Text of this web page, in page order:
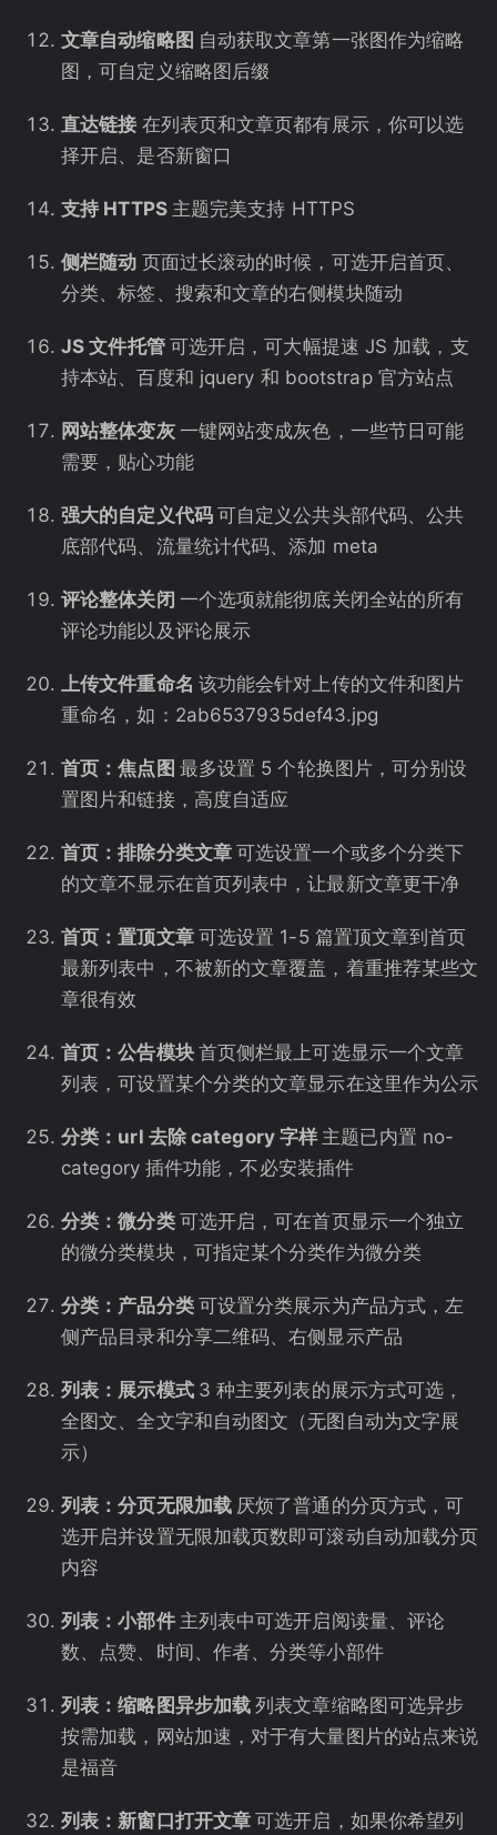
文章自动缩略图 自动获取文章第一张图作为缩略
图，可自定义缩略图后缀
直达链接 在列表页和文章页都有展示，你可以选
择开启、是否新窗口
支持 HTTPS 主题完美支持 HTTPS
侧栏随动 页面过长滚动的时候，可选开启首页、
分类、标签、搜索和文章的右侧模块随动
JS 文件托管 可选开启，可大幅提速 JS 加载，支
持本站、百度和 jquery 和 bootstrap 官方站点
网站整体变灰 一键网站变成灰色，一些节日可能
需要，贴心功能
强大的自定义代码 可自定义公共头部代码、公共
底部代码、流量统计代码、添加 meta
评论整体关闭 一个选项就能彻底关闭全站的所有
评论功能以及评论展示
上传文件重命名 该功能会针对上传的文件和图片
重命名，如：2ab6537935def43.jpg
首页：焦点图 最多设置 5 个轮换图片，可分别设
置图片和链接，高度自适应
首页：排除分类文章 可选设置一个或多个分类下
的文章不显示在首页列表中，让最新文章更干净
首页：置顶文章 可选设置 1-5 篇置顶文章到首页
最新列表中，不被新的文章覆盖，着重推荐某些文
章很有效
首页：公告模块 首页侧栏最上可选显示一个文章
列表，可设置某个分类的文章显示在这里作为公示
分类：url 去除 category 字样 主题已内置 no-
category 插件功能，不必安装插件
分类：微分类 可选开启，可在首页显示一个独立
的微分类模块，可指定某个分类作为微分类
分类：产品分类 可设置分类展示为产品方式，左
侧产品目录和分享二维码、右侧显示产品
列表：展示模式 3 种主要列表的展示方式可选，
全图文、全文字和自动图文（无图自动为文字展
示）
列表：分页无限加载 厌烦了普通的分页方式，可
选开启并设置无限加载页数即可滚动自动加载分页
内容
列表：小部件 主列表中可选开启阅读量、评论
数、点赞、时间、作者、分类等小部件
列表：缩略图异步加载列表文章缩略图可选异步
按需加载，网站加速，对于有大量图片的站点来说
是福音
列表：新窗口打开文章可选开启，如果你希望列